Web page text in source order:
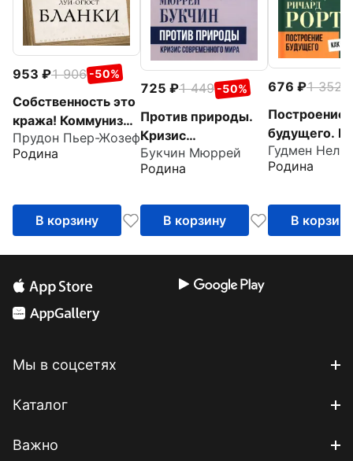
953 1 906 -50%
Собственность это
кража! Коммунизм
или ассоциация
производителей?
Прудон Пьер-Жозеф
Родина
В корзину
725 1 449 -50%
Против природы.
Кризис
современного мира
Букчин Мюррей
Родина
В корзину
676 1 352
Построение
будущего.
создается
Гудмен
Родина
В корзину
Мы в соцсетях
Каталог
Важно